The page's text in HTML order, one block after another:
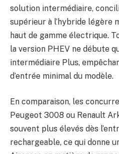
solution intermédiaire,
supérieur à l’hybride légère
haut de gamme électrique.
la version PHEV ne débute
intermédiaire Plus,
d’entrée minimal du modèle.
En comparaison, les
Peugeot 3008 ou Renault
souvent plus élevés dès
rechargeable, ce qui donne